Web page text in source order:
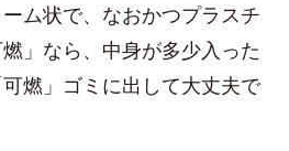
ム状で、なおかつプラスチ
」なら、中身が多少入った
燃」ゴミに出して大丈夫で